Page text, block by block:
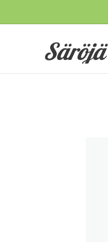
Säröjä